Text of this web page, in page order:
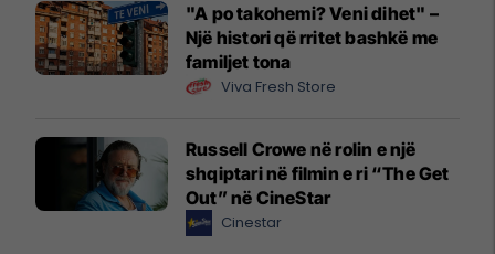
"A po takohemi? Veni dihet" –
Një histori që rritet bashkë me
familjet tona
Viva Fresh Store
Russell Crowe në rolin e një
shqiptari në filmin e ri “The Get
Out” në CineStar
Cinestar